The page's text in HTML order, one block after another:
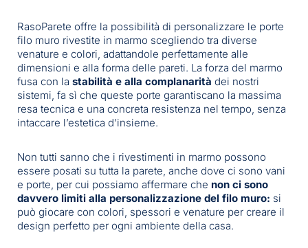
RasoParete offre la possibilità di personalizzare le porte
filo muro rivestite in marmo scegliendo tra diverse
venature e colori, adattandole perfettamente alle
dimensioni e alla forma delle pareti. La forza del marmo
fusa con la stabilità e alla complanarità dei nostri
sistemi, fa sì che queste porte garantiscano la massima
resa tecnica e una concreta resistenza nel tempo, senza
intaccare l’estetica d’insieme.
Non tutti sanno che i rivestimenti in marmo possono
essere posati su tutta la parete, anche dove ci sono vani
e porte, per cui possiamo affermare che non ci sono
davvero limiti alla personalizzazione del filo muro: si
può giocare con colori, spessori e venature per creare il
design perfetto per ogni ambiente della casa.